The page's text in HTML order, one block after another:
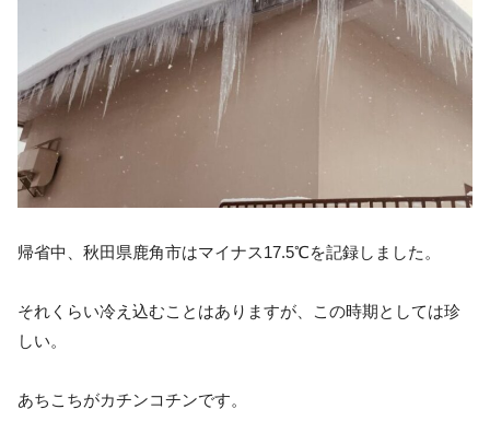
帰省中、秋田県鹿角市はマイナス17.5℃を記録しました。
それくらい冷え込むことはありますが、この時期としては珍
しい。
あちこちがカチンコチンです。